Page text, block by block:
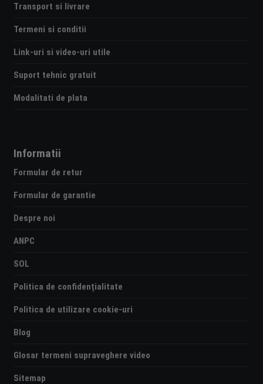
Transport si livrare
Termeni si conditii
Link-uri si video-uri utile
Suport tehnic gratuit
Modalitati de plata
Informatii
Formular de retur
Formular de garantie
Despre noi
ANPC
SOL
Politica de confidențialitate
Politica de utilizare cookie-uri
Blog
Glosar termeni supraveghere video
Sitemap